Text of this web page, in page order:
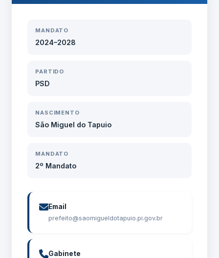
MANDATO
2024–2028
PARTIDO
PSD
NASCIMENTO
São Miguel do Tapuio
MANDATO
2º Mandato
Email
prefeito@saomigueldotapuio.pi.gov.br
Gabinete